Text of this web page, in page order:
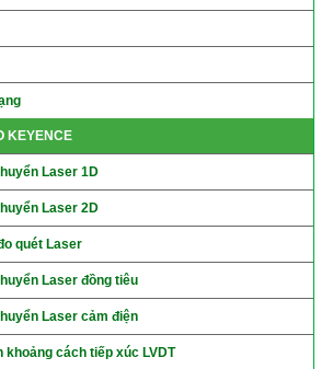
KEYENCE
Laser 1D
Laser 2D
quét Laser
Laser đồng tiêu
Laser cảm điện
khoảng cách tiếp xúc LVDT